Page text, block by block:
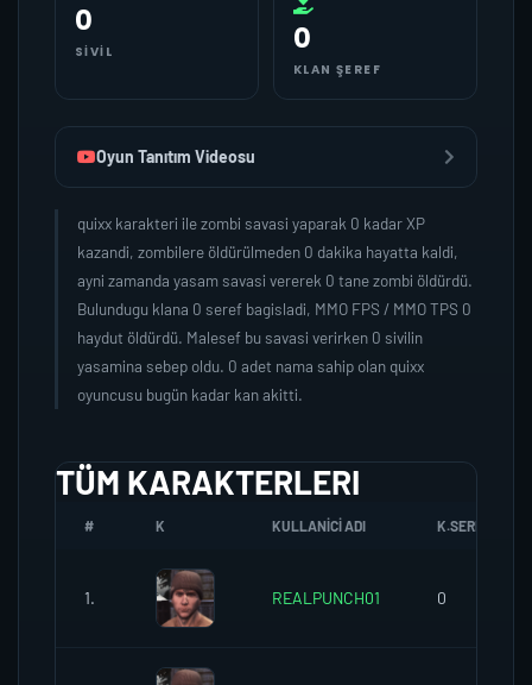
0
SIVIL 0
KLAN ŞEREF
Oyun Tanıtım Videosu
quixx karakteri ile zombi savasi yaparak 0 kadar XP
kazandi, zombilere öldürülmeden 0 dakika hayatta kaldi,
ayni zamanda yasam savasi vererek 0 tane zombi öldürdü.
Bulundugu klana 0 seref bagisladi, MMO FPS / MMO TPS 0
haydut öldürdü. Malesef bu savasi verirken 0 sivilin
yasamina sebep oldu. 0 adet nama sahip olan quixx
oyuncusu bugün kadar kan akitti.
TÜM KARAKTERLERI
# K KULLANICI ADI K.SEREFI
1. REALPUNCH01 0